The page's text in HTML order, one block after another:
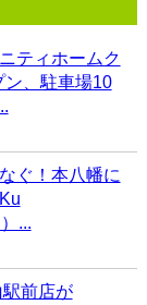
ティホームク
ン、駐車場10
ぐ！本八幡に
...
駅前店が